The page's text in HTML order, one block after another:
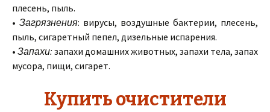
плесень, пыль.
• Загрязнения: вирусы, воздушные бактерии, плесень,
пыль, сигаретный пепел, дизельные испарения.
• Запахи: запахи домашних животных, запахи тела, запах
мусора, пищи, сигарет.
Купить очистители